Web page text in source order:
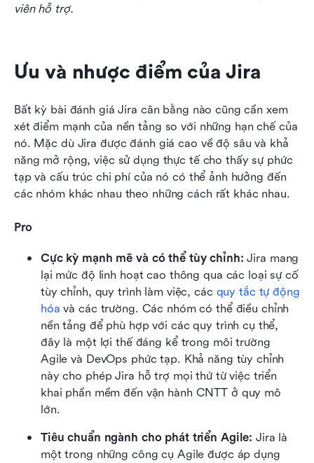
viên hỗ trợ.
Ưu và nhược điểm của Jira
Bất kỳ bài đánh giá Jira cân bằng nào cũng cần xem
xét điểm mạnh của nền tảng so với những hạn chế của
nó. Mặc dù Jira được đánh giá cao về độ sâu và khả
năng mở rộng, việc sử dụng thực tế cho thấy sự phức
tạp và cấu trúc chi phí của nó có thể ảnh hưởng đến
các nhóm khác nhau theo những cách rất khác nhau.
Pro
Cực kỳ mạnh mẽ và có thể tùy chỉnh: Jira mang
lại mức độ linh hoạt cao thông qua các loại sự cố
tùy chỉnh, quy trình làm việc, các quy tắc tự động
hóa và các trường. Các nhóm có thể điều chỉnh
nền tảng để phù hợp với các quy trình cụ thể,
đây là một lợi thế đáng kể trong môi trường
Agile và DevOps phức tạp. Khả năng tùy chỉnh
này cho phép Jira hỗ trợ mọi thứ từ việc triển
khai phần mềm đến vận hành CNTT ở quy mô
lớn.
Tiêu chuẩn ngành cho phát triển Agile: Jira là
một trong những công cụ Agile được áp dụng